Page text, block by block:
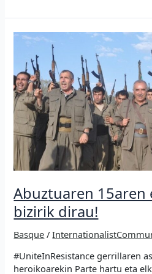
Iparraldeko
Eguneko
mobilizazioak
Abuztuaren 15aren
bizirik dirau!
Basque /
#UniteInResistance gerrillaren
heroikoarekin Parte hartu eta